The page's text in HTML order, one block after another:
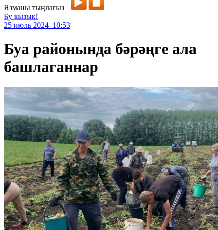
Язманы тыңлагыз
Бу кызык!
25 июль 2024 10:53
Буа районында бәрәңге ала
башлаганнар